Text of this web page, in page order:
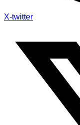
X-twitter